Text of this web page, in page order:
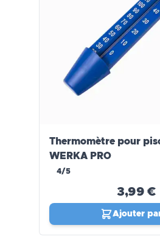
Thermomètre pour
WERKA PRO
4/5
3,99 €
Ajouter